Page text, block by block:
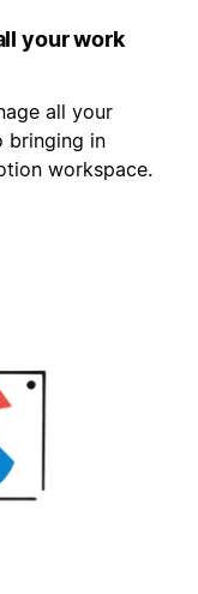
your work
all your
bringing in
workspace.